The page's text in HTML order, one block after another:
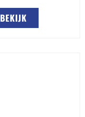
BEKIJK